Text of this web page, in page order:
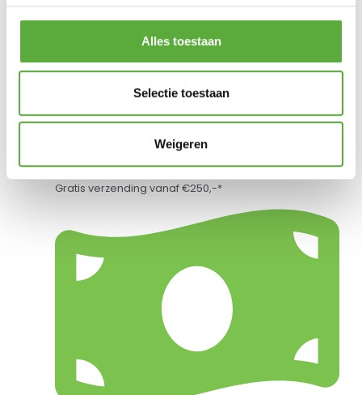
Alles toestaan
Selectie toestaan
Weigeren
Gratis verzending vanaf €250,-*